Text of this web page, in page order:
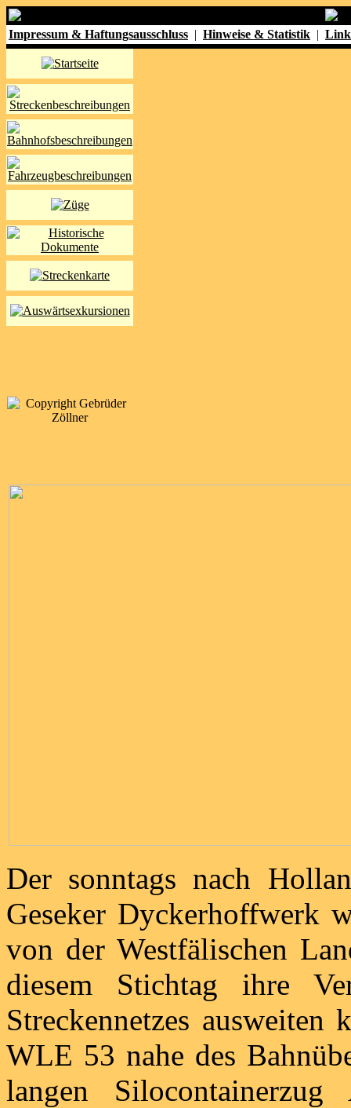
Impressum & Haftungsausschluss | Hinweise & Statistik |
Der sonntags nach
Geseker Dyckerhoffwerk
von der Westfälischen
diesem Stichtag ihre
Streckennetzes
WLE 53 nahe des
langen